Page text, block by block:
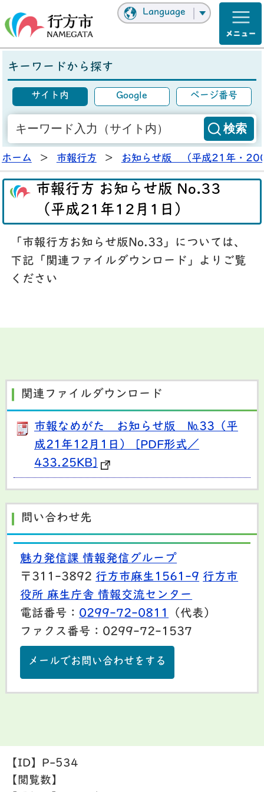
Language
キーワードから探す
サイト内 Google ページ番号
ホーム > 市報行方 > お知らせ版 （平成21年・
市報行方 お知らせ版 No.33
（平成21年12月1日）
「市報行方お知らせ版No.33」については、
下記「関連ファイルダウンロード」よりご覧
ください
関連ファイルダウンロード
市報なめがた お知らせ版 №33（平
成21年12月1日） [PDF形式／
433.25KB]
問い合わせ先
魅力発信課 情報発信グループ
〒311-3892 行方市麻生1561-9 行方市
役所 麻生庁舎 情報交流センター
電話番号： 0299-72-0811
（代表）
ファクス番号：0299-72-1537
メールでお問い合わせをする
【ID】 P-534
【閲覧数】